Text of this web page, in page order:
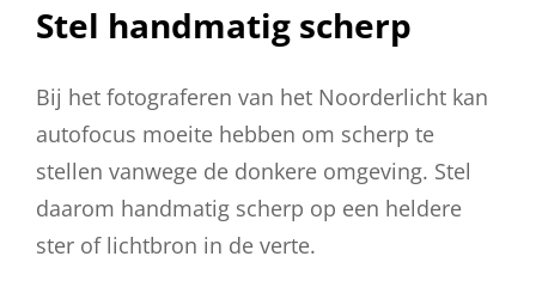
Stel handmatig scherp
Bij het fotograferen van het Noorderlicht kan
autofocus moeite hebben om scherp te
stellen vanwege de donkere omgeving. Stel
daarom handmatig scherp op een heldere
ster of lichtbron in de verte.